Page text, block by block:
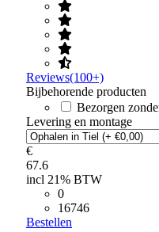
Reviews(100+)
Bijbehorende producten
Bezorgen
Levering en montage
€
67.6
incl 21% BTW
0
16746
Bestellen